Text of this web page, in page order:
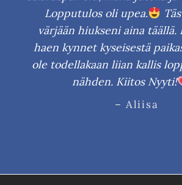
Lopputulos oli upea.
värjään hiukseni aina täällä.
haen kynnet kyseisestä
ole todellakaan liian kallis
nähden. Kiitos Nyyti!
– Aliisa